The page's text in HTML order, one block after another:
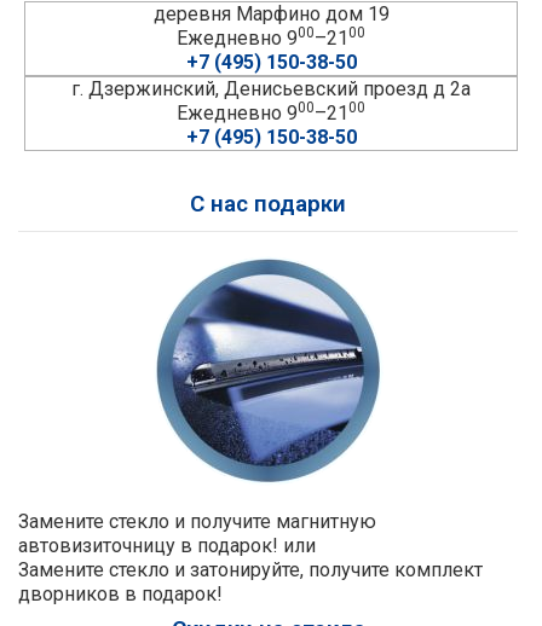
деревня Марфино дом 19
Ежедневно 900–2100
+7 (495) 150-38-50
г. Дзержинский, Денисьевский проезд д 2а
Ежедневно 900–2100
+7 (495) 150-38-50
С нас подарки
Замените стекло и получите магнитную
автовизиточницу в подарок! или
Замените стекло и затонируйте, получите комплект
дворников в подарок!